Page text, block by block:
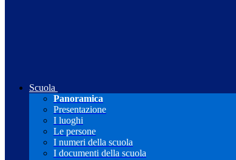
Scuola
Panoramica
Presentazione
I luoghi
Le persone
I numeri della scuola
I documenti della scuola